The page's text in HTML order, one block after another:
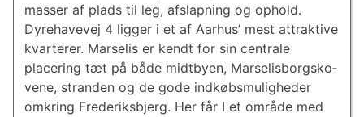
masser af plads til leg, afslapning og ophold.
Dyrehavevej 4 ligger i et af Aarhus’ mest attraktive
kvarterer. Marselis er kendt for sin centrale
placering tæt på både midtbyen, Mar­se­lis­borgsko­
ve­ne, stranden og de gode ind­købs­mu­lig­he­der
omkring Frederiksbjerg. Her får I et område med